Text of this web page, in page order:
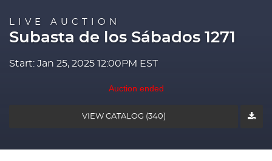
LIVE AUCTION
Subasta de los Sábados 1271
Start: Jan 25, 2025 12:00PM EST
Auction ended
VIEW CATALOG (340)